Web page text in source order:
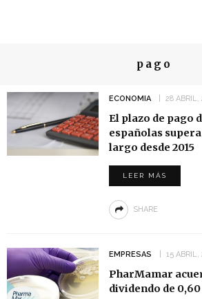
pago
ECONOMIA 28 ABRIL,
El plazo de pago
españolas
largo desde 2015
LEER MÁS
SHARE
EMPRESAS 15 ABRIL,
PharMamar
dividendo de